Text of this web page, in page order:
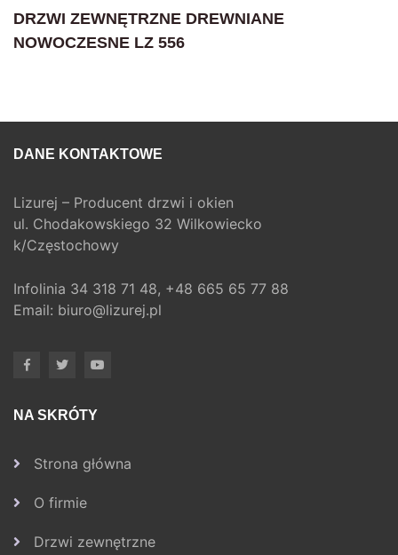
DRZWI ZEWNĘTRZNE DREWNIANE
NOWOCZESNE LZ 556
DANE KONTAKTOWE
Lizurej – Producent drzwi i okien
ul. Chodakowskiego 32 Wilkowiecko
k/Częstochowy
Infolinia 34 318 71 48, +48 665 65 77 88
Email: biuro@lizurej.pl
NA SKRÓTY
Strona główna
O firmie
Drzwi zewnętrzne